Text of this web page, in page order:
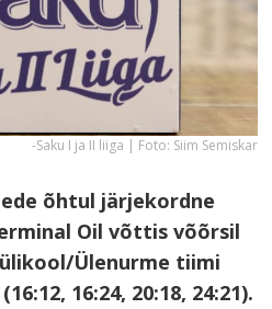
-Saku I ja II liiga | Foto: Siim Semiskar
õhtul järjekordne
Oil võttis võõrsil
Ülenurme tiimi
16:24, 20:18, 24:21).